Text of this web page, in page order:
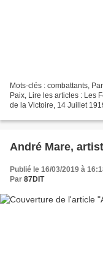
Mots-clés : combattants,
Paix, Lire les articles : Les
de la Victoire, 14 Juillet
André Mare,
Publié le 16/03/2019 à
Par 87DIT